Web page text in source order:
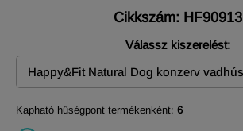
Cikkszám: HF90913
Válassz kiszerelést:
Kapható hűségpont termékenként: 6